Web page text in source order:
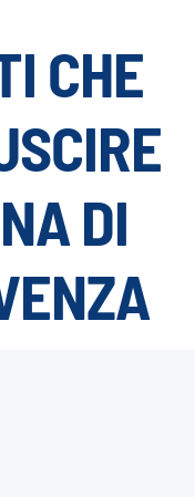
CHE
DI